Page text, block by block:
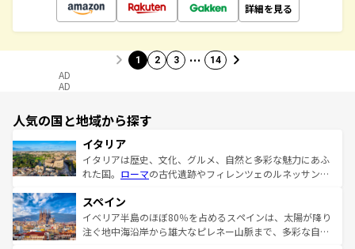
詳細を見る
1 2 3 … 14
AD
AD
人気の国と地域から探す
イタリア
イタリアは歴史、文化、グルメ、自然と多彩な魅力にあふ
れた国。 ローマの古代遺跡やフィレンツェのルネッサンス
ろん、トスカーナの美しい田園風景やアマルフィ海岸の絶
景など、自然景観も見逃せない。観光の合間には、本場の
ピザやパスタなど、絶品のイタリア料理を堪能することも
スペイン
イベリア半島のほぼ80％を占めるスペインは、太陽が降り
注ぐ地中海沿岸から雄大なピレネー山脈まで、多彩な自然